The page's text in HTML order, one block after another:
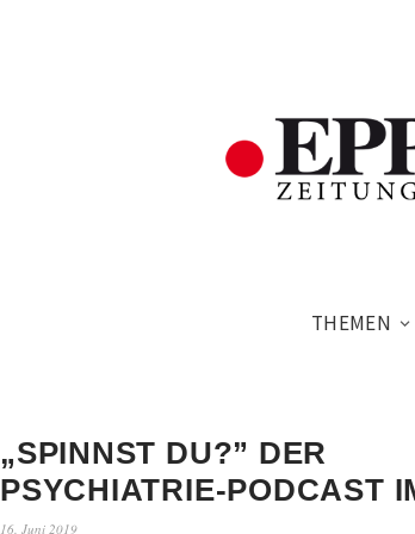
THEMEN
„SPINNST DU?” DER
PSYCHIATRIE-PODCAST
16. Juni 2019